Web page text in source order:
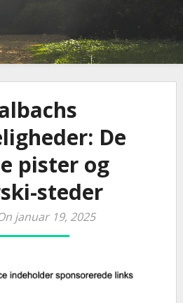
De
pister og
steder
januar 19, 2025